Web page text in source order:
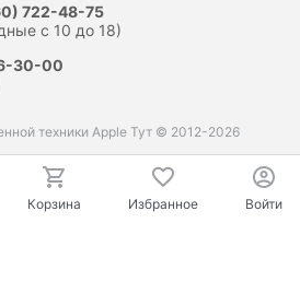
722-48-75
с 10 до 18)
30-00
техники Apple Тут © 2012-2026
Корзина Избранное Войти